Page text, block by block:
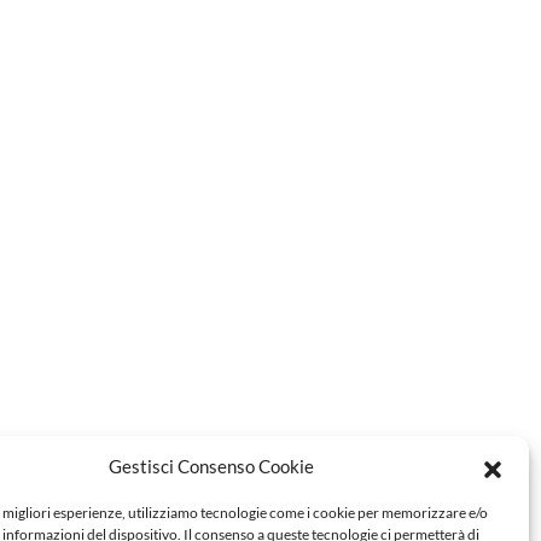
Gestisci Consenso Cookie
esperienze, utilizziamo tecnologie come i cookie per memorizzare e/o
informazioni del dispositivo. Il consenso a queste tecnologie ci permetterà di